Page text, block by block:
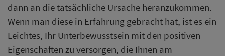
dann an die tatsächliche Ursache heranzukommen.
Wenn man diese in Erfahrung gebracht hat, ist es ein
Leichtes, Ihr Unterbewusstsein mit den positiven
Eigenschaften zu versorgen, die Ihnen am